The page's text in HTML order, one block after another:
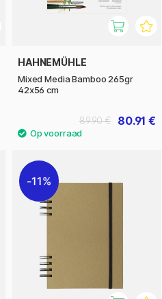
HAHNEMÜHLE
Mixed Media Bamboo 265gr
42x56 cm
80.91 €
89.90 €
11%